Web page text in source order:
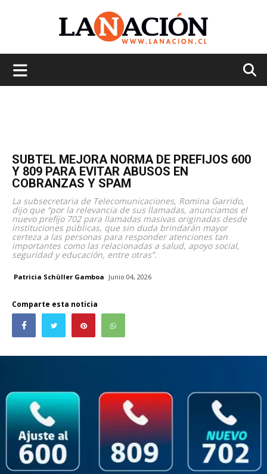
SUBTEL MEJORA NORMA DE PREFIJOS 600
Y 809 PARA EVITAR ABUSOS EN
COBRANZAS Y SPAM
La subsecretaria de Telecomunicaciones, Romina Garrido,
dijo que “por la relevancia de sus llamadas, anunciamos el
nuevo prefijo 702 para llamadas masivas originadas desde
instituciones públicas, que sin duda brindarán mayor
certeza a las personas para responder atenciones tan
importantes como las relacionadas a salud, apoyo social,
seguridad y educación, entre otras”.
Patricia Schüller Gamboa Junio 04, 2026
Comparte esta noticia